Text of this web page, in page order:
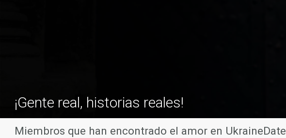
¡Gente real, historias reales!
Miembros que han encontrado el amor en UkraineDate